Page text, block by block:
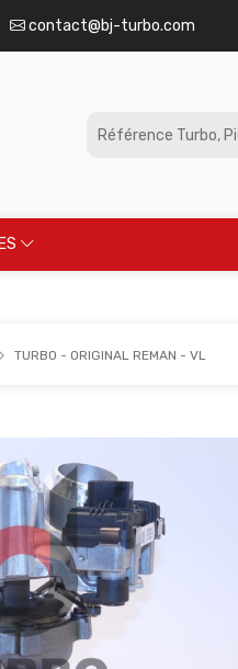
contact@bj-turbo.com
TURBO - ORIGINAL REMAN - VL